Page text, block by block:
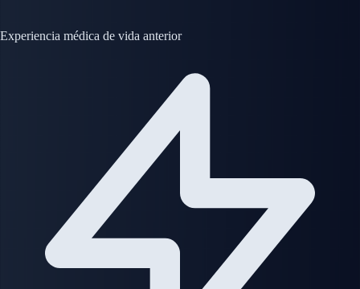
Experiencia médica de vida anterior